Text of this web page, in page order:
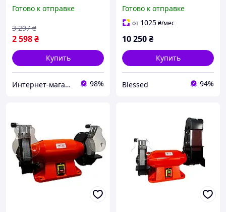
200 мм диск,
Готово к отправке
2 598₴
3 297 ₴
Купить
Интернет-магазин "Shop Hub" 98%
круг 250 мм, 2950 об/мин,
вес 33 кг
Готово к отправке
от 1025₴/мес
10 250₴
Купить
Blessed 94%